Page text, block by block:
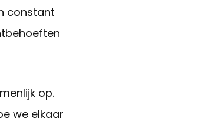
constant
op.
we elkaar